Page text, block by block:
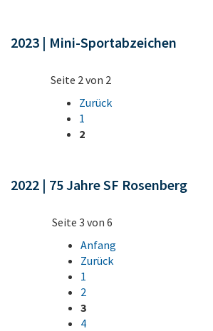
2023 | Mini-Sportabzeichen
Seite 2 von 2
Zurück
1
2
2022 | 75 Jahre SF Rosenberg
Seite 3 von 6
Anfang
Zurück
1
2
3
4